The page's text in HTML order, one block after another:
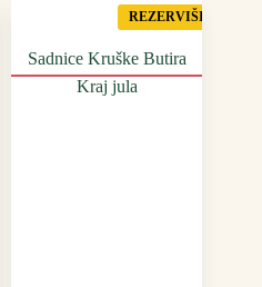
REZERVIŠI
Sadnice Kruške Butira
Kraj jula